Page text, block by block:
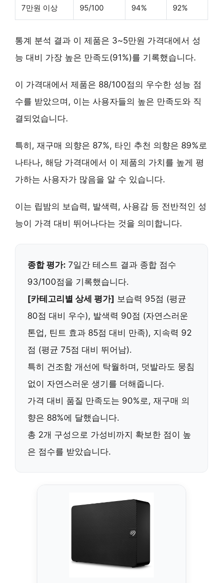
7만원 이상 95/100 94% 92%
통계 분석 결과 이 제품은 3~5만원 가격대에서 성
능 대비 가장 높은 만족도(91%)를 기록했습니다.
이 가격대에서 제품은 88/100점의 우수한 성능 점
수를 받았으며, 이는 사용자들의 높은 만족도와 직
결되었습니다.
특히, 재구매 의향은 87%, 타인 추천 의향은 89% 로
나타나, 해당 가격대에서 이 제품의 가치를 높게 평
가하는 사용자가 많음을 알 수 있습니다.
이는 립밤의 보습력, 발색력, 사용감 등 전반적인 성
능이 가격 대비 뛰어나다는 것을 의미합니다.
종합 평가: 7일간 테스트 결과 종합 점수
93/100점을 기록했습니다.
[카테고리별 상세 평가] 보습력 95점 (평균
80점 대비 우수), 발색력 90점 (자연스러운
톤업, 틴트 효과 85점 대비 만족), 지속력 92
점 (평균 75점 대비 뛰어남).
특히 건조함 개선에 탁월하며, 덧발라도 뭉침
없이 자연스러운 생기를 더해줍니다.
가격 대비 품질 만족도는 90%로, 재구매 의
향은 88%에 달했습니다.
총 2개 구성으로 가성비까지 확보 한 점이 높
은 점수를 받았습니다.